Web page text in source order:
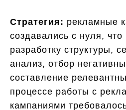
Стратегия: рекламные
создавались с нуля,
разработку структуры,
анализ, отбор
составление
процессе работы с
кампаниями